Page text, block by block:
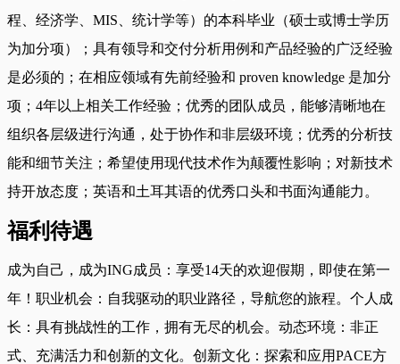
程、经济学、MIS、统计学等）的本科毕业（硕士或博士学历
为加分项）；具有领导和交付分析用例和产品经验的广泛经验
是必须的；在相应领域有先前经验和 proven knowledge 是加分
项；4年以上相关工作经验；优秀的团队成员，能够清晰地在
组织各层级进行沟通，处于协作和非层级环境；优秀的分析技
能和细节关注；希望使用现代技术作为颠覆性影响；对新技术
持开放态度；英语和土耳其语的优秀口头和书面沟通能力。
福利待遇
成为自己，成为ING成员：享受14天的欢迎假期，即使在第一
年！职业机会：自我驱动的职业路径，导航您的旅程。个人成
长：具有挑战性的工作，拥有无尽的机会。动态环境：非正
式、充满活力和创新的文化。创新文化：探索和应用PACE方